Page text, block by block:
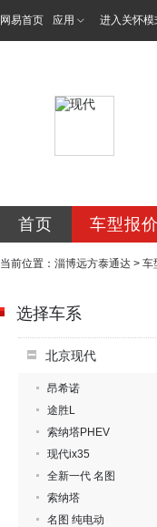
网易首页 应用 进入关怀模
首页 车型报价
当前位置： 淄博远方泰通达 > 车
选择车系
北京现代
昂希诺
途胜L
索纳塔PHEV
现代ix35
全新一代 名图
索纳塔
名图 纯电动